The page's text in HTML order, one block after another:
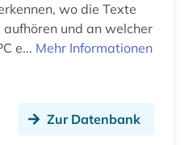
networking &amp; broadcasting (1)
und an welcher
e... Mehr Informationen
Zur Datenbank